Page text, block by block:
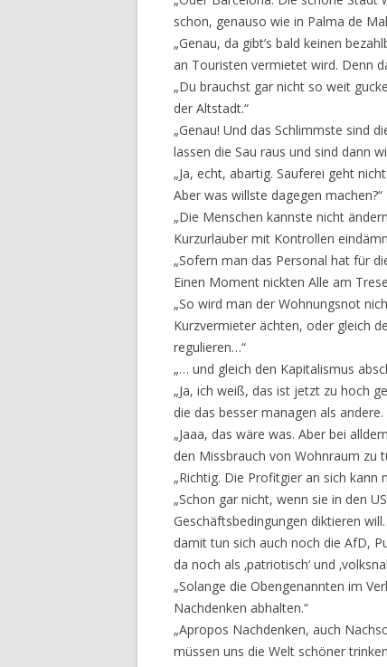
schon, genauso wie in Palma de
„Genau, da gibt’s bald keinen
an Touristen vermietet wird. Denn
„Du brauchst gar nicht so weit
der Altstadt.“
„Genau! Und das Schlimmste sind
lassen die Sau raus und sind dann
„Ja, echt, abartig. Sauferei geht
Aber was willste dagegen machen?“
„Die Menschen kannste nicht
Kurzurlauber mit Kontrollen
„Sofern man das Personal hat für
Einen Moment nickten Alle am
„So wird man der Wohnungsnot
Kurzvermieter ächten, oder gleich
regulieren…“
„… und gleich den Kapitalismus
„Ja, ich weiß, das ist jetzt zu hoch
die das besser managen als
„Jaaa, das wäre was. Aber bei
den Missbrauch von Wohnraum zu
„Richtig. Die Profitgier an sich kann
„Schon gar nicht, wenn sie in den
Geschäftsbedingungen diktieren
damit tun sich auch noch die AfD,
da noch als ‚patriotisch‘ und
„Solange die Obengenannten im
Nachdenken abhalten.“
„Apropos Nachdenken, auch
müssen uns die Welt schöner